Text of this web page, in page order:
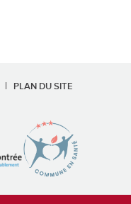
PLAN DU SITE